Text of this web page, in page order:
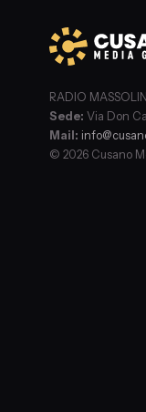
RADIO
Sede: Via Don
Mail:
© 2026 Cusano